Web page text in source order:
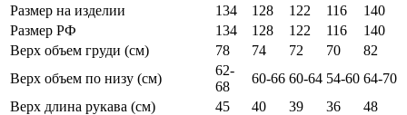
Размер на изделии
134 128 122 116
140
Размер РФ
134 128 122 116
140
Верх объем груди (см)
78 74 72 70
82
Верх объем по низу (см)
62-
68
60-66 60-64 54-60 64-70
Верх длина рукава (см)
45 40 39 36
48